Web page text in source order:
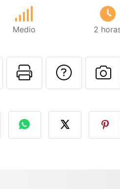
Medio 2
Enviar esta
Imprimir